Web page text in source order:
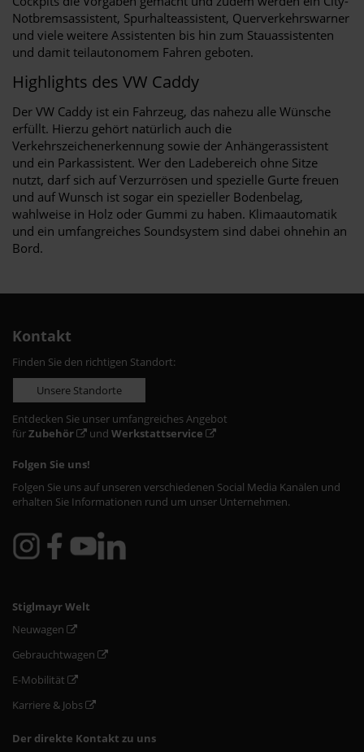
Notbremsassistent, Spurhalteassistent, Querverkehrswarner
und viele weitere Assistenten bis hin zum Stauassistenten
und damit teilautonomem Fahren geboten.
Highlights des VW Caddy
Der VW Caddy ist ein Fahrzeug, das nahezu alle Wünsche
erfüllt. Hierzu gehört natürlich auch die
Verkehrszeichenerkennung sowie der Anhängerassistent
und ein Parkassistent. Wer den Ladebereich ohne Sitze
nutzt, darf sich auf Verzurrösen und spezielle Gurte freuen
und auf Wunsch ist sogar ein spezieller Bodenbelag,
wahlweise in Holz oder Gummi zu haben. Klimaautomatik
und ein umfangreiches Soundsystem sind dabei ohnehin an
Bord.
Kontakt
Finden Sie den richtigen Standort:
Unsere Standorte
Entdecken Sie unser umfangreiches Angebot
fürZubehör und Werkstattservice
Folgen Sie uns!
Folgen Sie uns auf unseren verschiedenen Social Media Kanälen und
erhalten Sie Informationen rund um unser Unternehmen.
Stiglmayr Welt
Neuwagen
Gebrauchtwagen
E-Mobilität
Karriere & Jobs
Der direkte Kontakt zu uns